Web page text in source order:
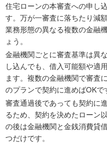
住宅ローンの本審査への申し
す。万が一審査に落ちたり減
業務形態の異なる複数の金融
ょう。
金融機関ごとに審査基準は異
し込んでも、借入可能額や適
ます。複数の金融機関で審査
のプランで契約に進めばOKで
審査通過後であっても契約に
るため、契約を決めたローン
の後は金融機関と金銭消費貸
つだけです。